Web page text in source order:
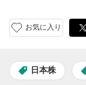
お気に入り
日本株